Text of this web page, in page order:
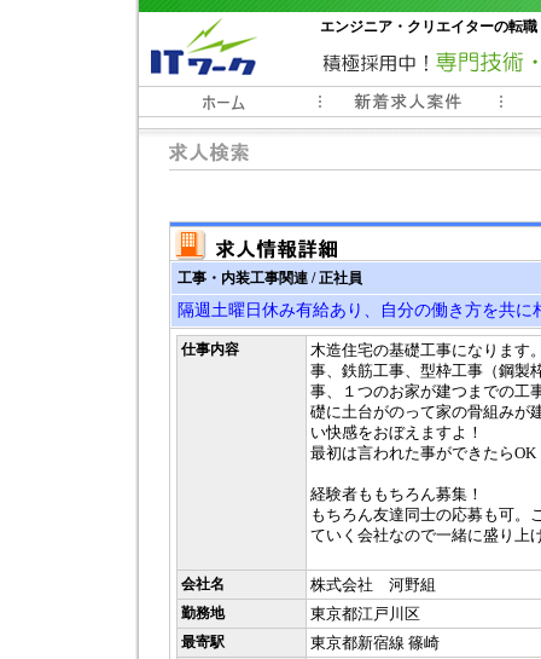
エンジニア・クリエイターの転
常時3000件以上の求人情報掲載中
工事・内装工事関連 / 正社員
隔週土曜日休み有給あり、自分の働き方を共に
仕事内容
木造住宅の基礎工事になります
事、鉄筋工事、型枠工事（鋼製
事、１つのお家が建つまでの工
礎に土台がのって家の骨組みが
い快感をおぼえますよ！
最初は言われた事ができたら
経験者ももちろん募集！
もちろん友達同士の応募も可。
ていく会社なので一緒に盛り上
会社名 株式会社 河野組
勤務地 東京都江戸川区
最寄駅 東京都新宿線 篠崎